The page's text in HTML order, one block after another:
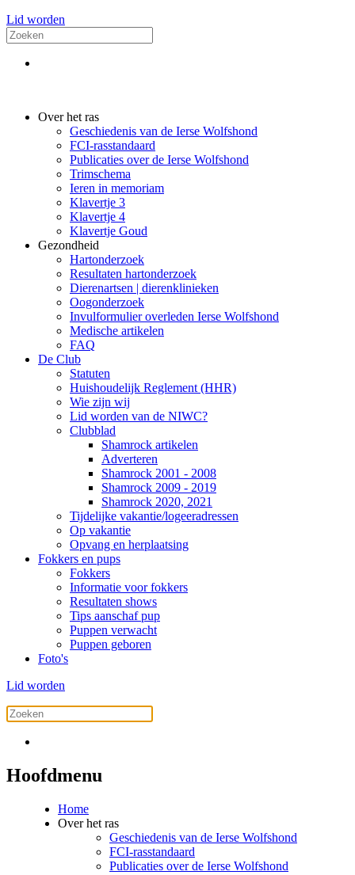
Lid worden
Over het ras
Geschiedenis van de Ierse Wolfshond
FCI-rasstandaard
Publicaties over de Ierse Wolfshond
Trimschema
Ieren in memoriam
Klavertje 3
Klavertje 4
Klavertje Goud
Gezondheid
Hartonderzoek
Resultaten hartonderzoek
Dierenartsen | dierenklinieken
Oogonderzoek
Invulformulier overleden Ierse Wolfshond
Medische artikelen
FAQ
De Club
Statuten
Huishoudelijk Reglement (HHR)
Wie zijn wij
Lid worden van de NIWC?
Clubblad
Shamrock artikelen
Adverteren
Shamrock 2001 - 2008
Shamrock 2009 - 2019
Shamrock 2020, 2021
Tijdelijke vakantie/logeeradressen
Op vakantie
Opvang en herplaatsing
Fokkers en pups
Fokkers
Informatie voor fokkers
Resultaten shows
Tips aanschaf pup
Puppen verwacht
Puppen geboren
Foto's
Lid worden
Hoofdmenu
Home
Over het ras
Geschiedenis van de Ierse Wolfshond
FCI-rasstandaard
Publicaties over de Ierse Wolfshond